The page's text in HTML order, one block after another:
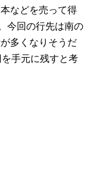
などを売って得
今回の行先は南の
多くなりそうだ
手元に残すと考